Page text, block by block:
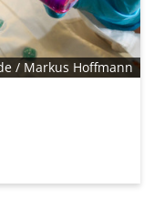
/ Markus Hoffmann